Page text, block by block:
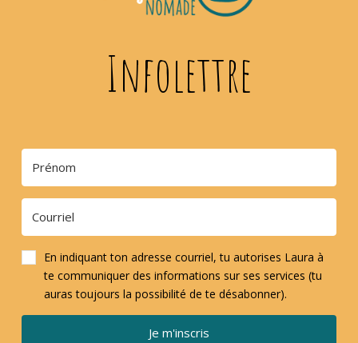
Infolettre
En indiquant ton adresse courriel, tu autorises Laura à
te communiquer des informations sur ses services (tu
auras toujours la possibilité de te désabonner).
Je m'inscris